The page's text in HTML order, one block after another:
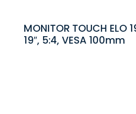
MONITOR TOUCH ELO
19″, 5:4, VESA 100mm